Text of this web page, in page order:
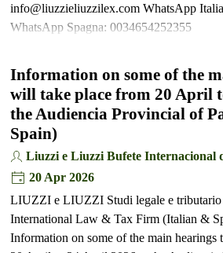
info@liuzzieliuzzilex.com WhatsApp
WhatsApp Spagna: 0034654252355
Information on some of the
will take place from 20 April
the Audiencia Provincial of
Spain)
Liuzzi e Liuzzi Bufete Internacional
20 Apr 2026
LIUZZI e LIUZZI Studi legale e tributario
International Law & Tax Firm (Italian &
Information on some of the main